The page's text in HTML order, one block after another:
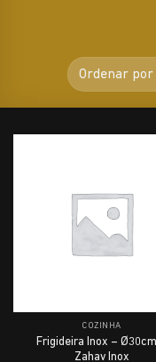
COZINHA
Frigideira Inox –
Zahav Inox